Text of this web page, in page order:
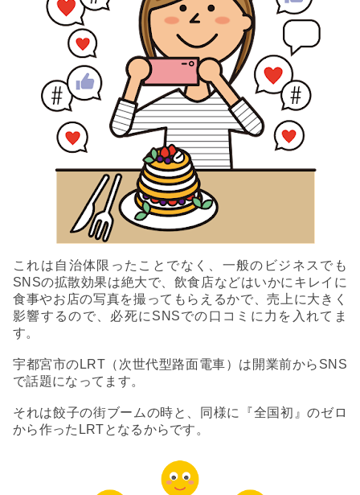
これは自治体限ったことでなく、一般のビジネスでも
SNSの拡散効果は絶大で、飲食店などはいかにキレイに
食事やお店の写真を撮ってもらえるかで、売上に大きく
影響するので、必死にSNSでの口コミに力を入れてま
す。
宇都宮市のLRT（次世代型路面電車）は開業前からSNS
で話題になってます。
それは餃子の街ブームの時と、同様に『全国初』のゼロ
から作ったLRTとなるからです。